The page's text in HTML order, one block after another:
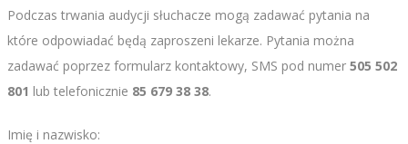
Podczas trwania audycji słuchacze mogą zadawać pytania na
które odpowiadać będą zaproszeni lekarze. Pytania można
zadawać poprzez formularz kontaktowy, SMS pod numer 505 502
801 lub telefonicznie 85 679 38 38.
Imię i nazwisko: